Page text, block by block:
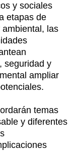
y sociales
etapas de
las
seguridad y
ampliar
temas
y diferentes